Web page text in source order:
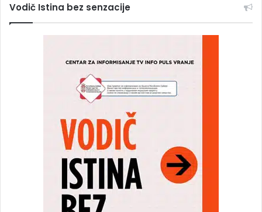
Vodič Istina bez senzacije